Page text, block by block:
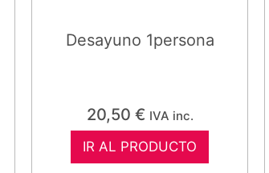
Desayuno 1persona
20,50 € IVA inc.
IR AL PRODUCTO